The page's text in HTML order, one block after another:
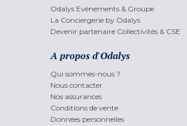
Odalys Evènements & Groupe
La Conciergerie by Odalys
Devenir partenaire Collectivités & CSE
A propos d'Odalys
Qui sommes-nous ?
Nous contacter
Nos assurances
Conditions de vente
Données personnelles